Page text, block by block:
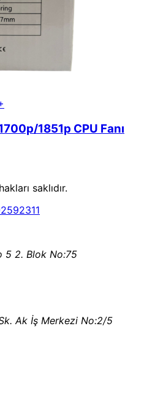
1851p CPU Fanı
saklıdır.
5 2. Blok No:75
Ak İş Merkezi No:2/5